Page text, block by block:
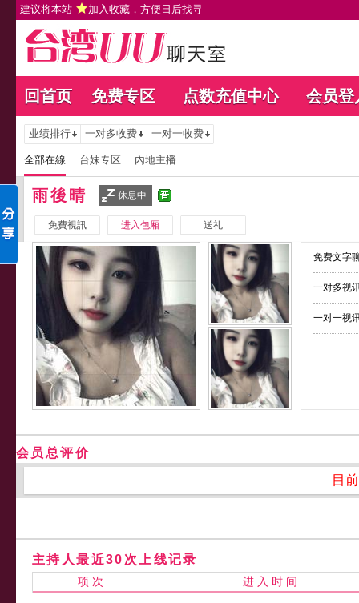
建议将本站 加入收藏 ，方便日后找寻
回首页 免费专区 点数充值中心 会员登
业绩排行 一对多收费 一对一收费
全部在線 台妹专区 內地主播
雨後晴 休息中
免費視訊 进入包厢 送礼
免费文字
一对多视
一对一视
会员总评价
目
主持人最近30次上线记录
项 次 进 入 时 间